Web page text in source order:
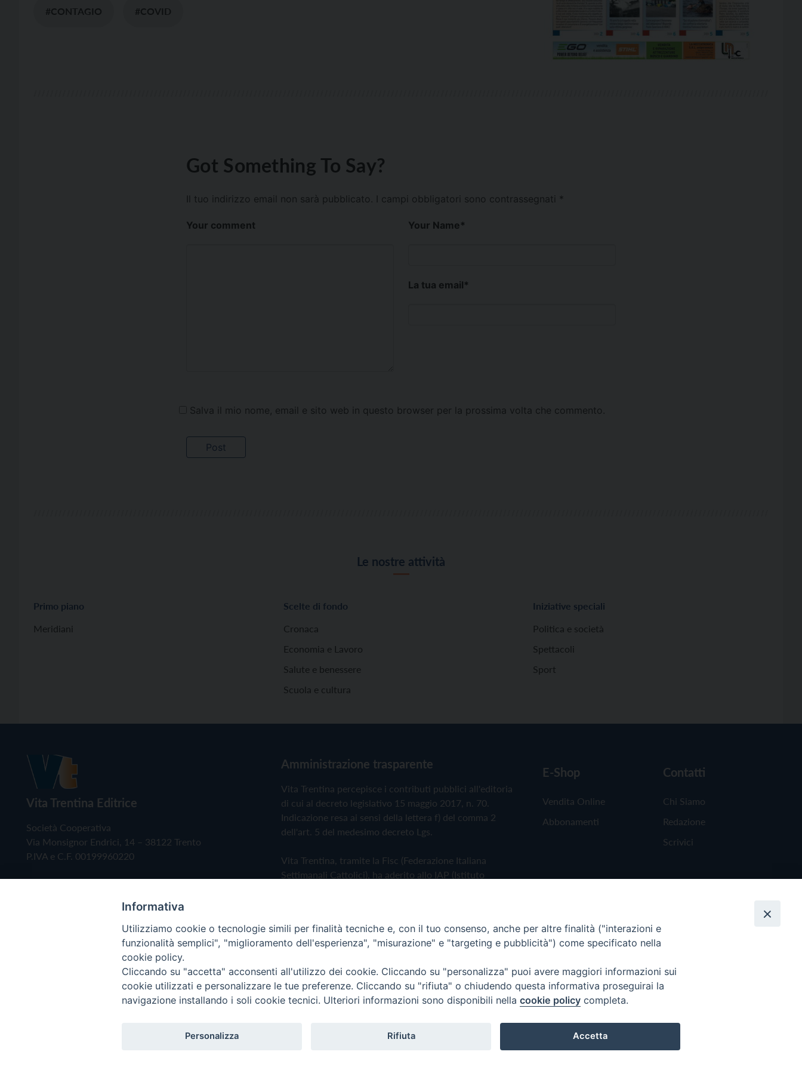
#CONTAGIO #COVID
Got Something To Say?
Il tuo indirizzo email non sarà pubblicato. I campi obbligatori sono contrassegnati *
Your comment Your Name*
La tua email*
Salva il mio nome, email e sito web in questo browser per la prossima volta che commento.
Le nostre attività
Primo piano
Meridiani
Scelte di fondo
Cronaca
Economia e Lavoro
Salute e benessere
Scuola e cultura
Iniziative speciali
Politica e società
Spettacoli
Sport
Vita Trentina Editrice
Società Cooperativa
Via Monsignor Endrici, 14 – 38122 Trento
P.IVA e C.F. 00199960220
Amministrazione trasparente
Vita Trentina percepisce i contributi pubblici all'editoria
di cui al decreto legislativo 15 maggio 2017, n. 70.
Indicazione resa ai sensi della lettera f) del comma 2
dell'art. 5 del medesimo decreto Lgs.
Vita Trentina, tramite la Fisc (Federazione Italiana
Settimanali Cattolici), ha aderito allo IAP (Istituto
Privacy Policy Cookie Policy
E-Shop
Vendita Online
Abbonamenti
Contatti
Chi Siamo
Redazione
Scrivici
Copyright © 2019 - Tutti i diritti riservati - Vita Trentina Editrice
Informativa
Utilizziamo cookie o tecnologie simili per finalità tecniche e, con il tuo consenso, anche per altre finalità ("interazioni e
funzionalità semplici", "miglioramento dell'esperienza", "misurazione" e "targeting e pubblicità") come specificato nella
cookie policy.
Cliccando su "accetta" acconsenti all'utilizzo dei cookie. Cliccando su "personalizza" puoi avere maggiori informazioni sui
cookie utilizzati e personalizzare le tue preferenze. Cliccando su "rifiuta" o chiudendo questa informativa proseguirai la
navigazione installando i soli cookie tecnici. Ulteriori informazioni sono disponibili nella cookie policy completa.
Personalizza Rifiuta Accetta